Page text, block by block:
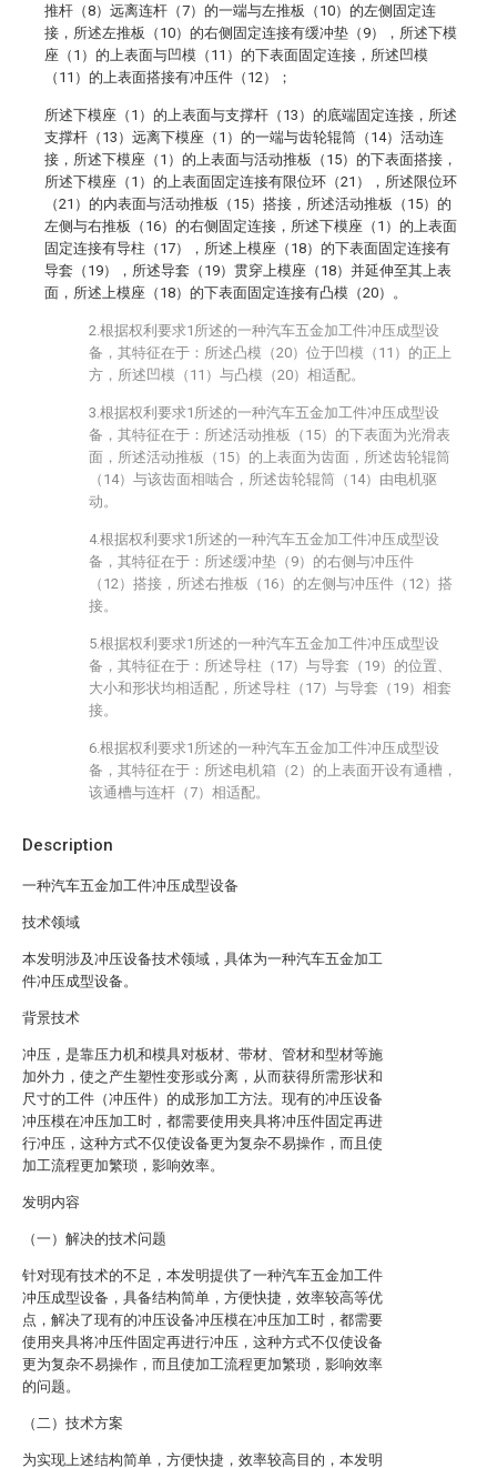
Description
一种汽车五金加工件冲压成型设备
技术领域
本发明涉及冲压设备技术领域，具体为一种汽车五金加工
件冲压成型设备。
背景技术
冲压，是靠压力机和模具对板材、带材、管材和型材等施
加外力，使之产生塑性变形或分离，从而获得所需形状和
尺寸的工件（冲压件）的成形加工方法。现有的冲压设备
冲压模在冲压加工时，都需要使用夹具将冲压件固定再进
行冲压，这种方式不仅使设备更为复杂不易操作，而且使
加工流程更加繁琐，影响效率。
发明内容
（一）解决的技术问题
针对现有技术的不足，本发明提供了一种汽车五金加工件
冲压成型设备，具备结构简单，方便快捷，效率较高等优
点，解决了现有的冲压设备冲压模在冲压加工时，都需要
使用夹具将冲压件固定再进行冲压，这种方式不仅使设备
更为复杂不易操作，而且使加工流程更加繁琐，影响效率
的问题。
（二）技术方案
为实现上述结构简单，方便快捷，效率较高目的，本发明
推杆（8）远离连杆（7）的一端与左推板（10）的左侧固定连
接，所述左推板（10）的右侧固定连接有缓冲垫（9），所述下模
座（1）的上表面与凹模（11）的下表面固定连接，所述凹模
（11）的上表面搭接有冲压件（12）；
所述下模座（1）的上表面与支撑杆（13）的底端固定连接，所述
支撑杆（13）远离下模座（1）的一端与齿轮辊筒（14）活动连
接，所述下模座（1）的上表面与活动推板（15）的下表面搭接，
所述下模座（1）的上表面固定连接有限位环（21），所述限位环
（21）的内表面与活动推板（15）搭接，所述活动推板（15）的
左侧与右推板（16）的右侧固定连接，所述下模座（1）的上表面
固定连接有导柱（17），所述上模座（18）的下表面固定连接有
导套（19），所述导套（19）贯穿上模座（18）并延伸至其上表
面，所述上模座（18）的下表面固定连接有凸模（20）。
2.根据权利要求1所述的一种汽车五金加工件冲压成型设
备，其特征在于：所述凸模（20）位于凹模（11）的正上
方，所述凹模（11）与凸模（20）相适配。
3.根据权利要求1所述的一种汽车五金加工件冲压成型设
备，其特征在于：所述活动推板（15）的下表面为光滑表
面，所述活动推板（15）的上表面为齿面，所述齿轮辊筒
（14）与该齿面相啮合，所述齿轮辊筒（14）由电机驱
动。
4.根据权利要求1所述的一种汽车五金加工件冲压成型设
备，其特征在于：所述缓冲垫（9）的右侧与冲压件
（12）搭接，所述右推板（16）的左侧与冲压件（12）搭
接。
5.根据权利要求1所述的一种汽车五金加工件冲压成型设
备，其特征在于：所述导柱（17）与导套（19）的位置、
大小和形状均相适配，所述导柱（17）与导套（19）相套
接。
6.根据权利要求1所述的一种汽车五金加工件冲压成型设
备，其特征在于：所述电机箱（2）的上表面开设有通槽，
该通槽与连杆（7）相适配。